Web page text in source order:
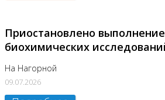
Приостановлено
биохимических
На Нагорной
09.07.2026